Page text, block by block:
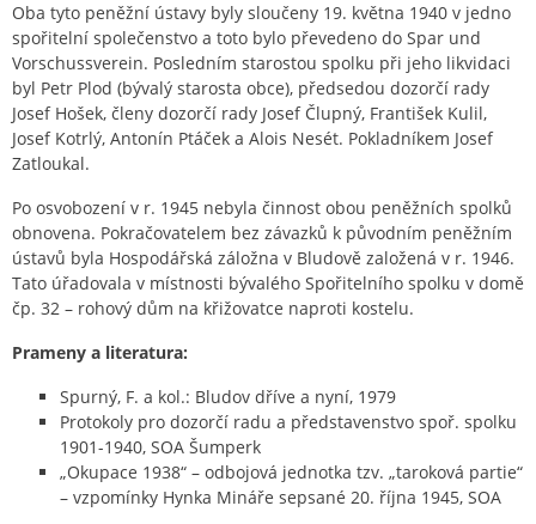
Oba tyto peněžní ústavy byly sloučeny 19. května 1940 v jedno
spořitelní společenstvo a toto bylo převedeno do Spar und
Vorschussverein. Posledním starostou spolku při jeho likvidaci
byl Petr Plod (bývalý starosta obce), předsedou dozorčí rady
Josef Hošek, členy dozorčí rady Josef Člupný, František Kulil,
Josef Kotrlý, Antonín Ptáček a Alois Nesét. Pokladníkem Josef
Zatloukal.
Po osvobození v r. 1945 nebyla činnost obou peněžních spolků
obnovena. Pokračovatelem bez závazků k původním peněžním
ústavů byla Hospodářská záložna v Bludově založená v r. 1946.
Tato úřadovala v místnosti bývalého Spořitelního spolku v domě
čp. 32 – rohový dům na křižovatce naproti kostelu.
Prameny a literatura:
Spurný, F. a kol.: Bludov dříve a nyní, 1979
Protokoly pro dozorčí radu a představenstvo spoř. spolku
1901-1940, SOA Šumperk
„Okupace 1938“ – odbojová jednotka tzv. „taroková partie“
– vzpomínky Hynka Mináře sepsané 20. října 1945, SOA